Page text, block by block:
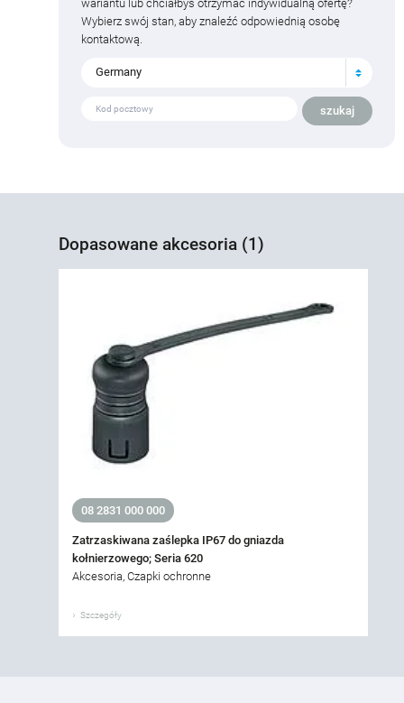
wariantu lub chciałbyś otrzymać indywidualną ofertę?
Wybierz swój stan, aby znaleźć odpowiednią osobę
kontaktową.
Germany
Dopasowane akcesoria (1)
08 2831 000 000
Zatrzaskiwana zaślepka IP67 do gniazda
kołnierzowego; Seria 620
Akcesoria, Czapki ochronne
Szczegóły